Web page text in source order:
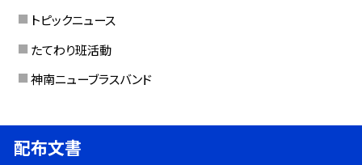
トピックニュース
たてわり班活動
神南ニューブラスバンド
配布文書